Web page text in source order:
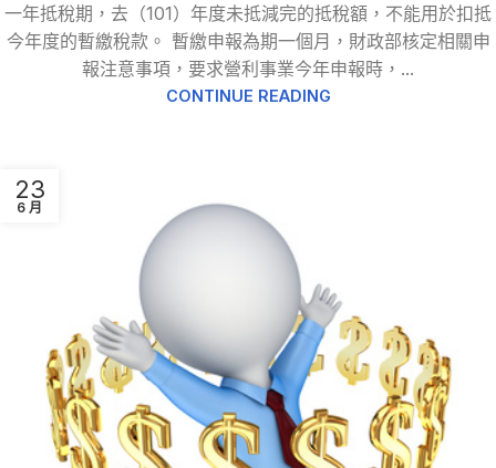
一年抵稅期，去（101）年度未抵減完的抵稅額，不能用於扣抵
今年度的暫繳稅款。 暫繳申報為期一個月，財政部核定相關申
報注意事項，要求營利事業今年申報時，...
CONTINUE READING
23
6 月